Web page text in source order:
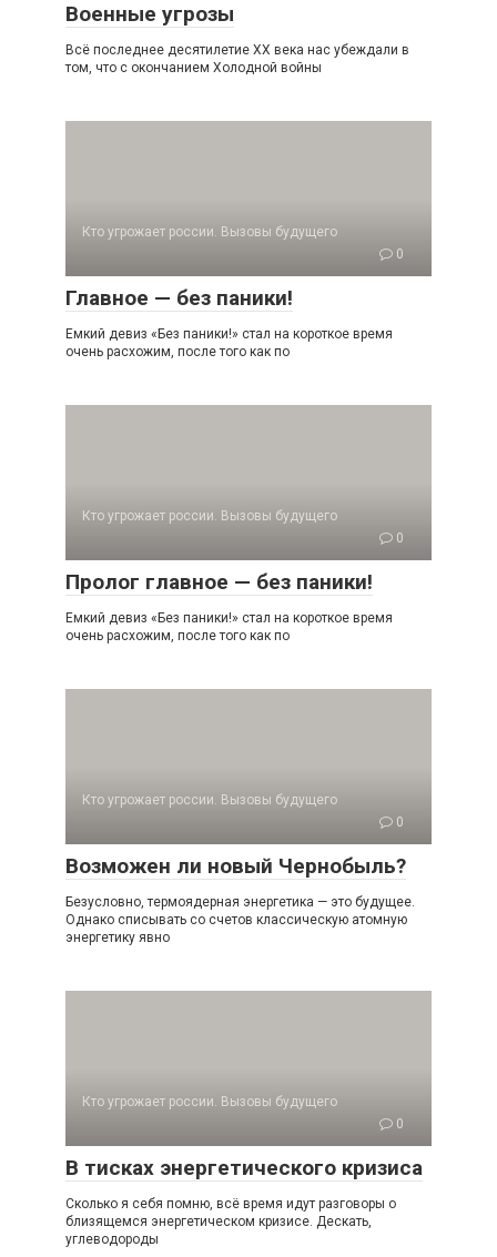
Военные угрозы
Всё последнее десятилетие XX века нас убеждали в
том, что с окончанием Холодной войны
Кто угрожает россии. Вызовы будущего
0
Главное — без паники!
Емкий девиз «Без паники!» стал на короткое время
очень рас­хожим, после того как по
Кто угрожает россии. Вызовы будущего
0
Пролог главное — без паники!
Емкий девиз «Без паники!» стал на короткое время
очень расхожим, после того как по
Кто угрожает россии. Вызовы будущего
0
Возможен ли новый Чернобыль?
Безусловно, термоядерная энергетика — это будущее.
Однако списывать со счетов классическую атомную
энергетику явно
Кто угрожает россии. Вызовы будущего
0
В тисках энергетического кризиса
Сколько я себя помню, всё время идут разговоры о
близящемся энергетическом кризисе. Дескать,
углеводороды